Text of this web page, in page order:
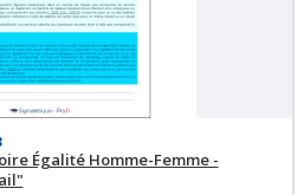
Égalité Homme-Femme -